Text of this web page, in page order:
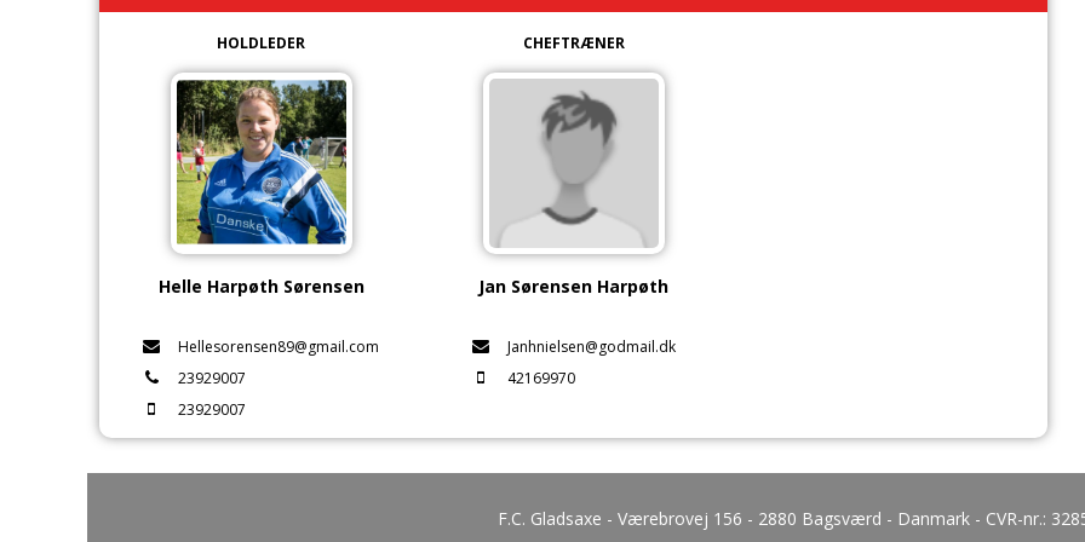
HOLDLEDER
Helle Harpøth Sørensen
Hellesorensen89@gmail.com
23929007
23929007
CHEFTRÆNER
Jan Sørensen Harpøth
Janhnielsen@godmail.dk
42169970
F.C. Gladsaxe - Værebrovej 156 - 2880 Bagsværd - Danmark - CVR-nr.: